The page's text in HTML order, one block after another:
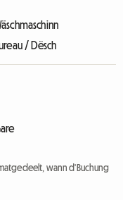
/ Dësch
wann d'Buchung